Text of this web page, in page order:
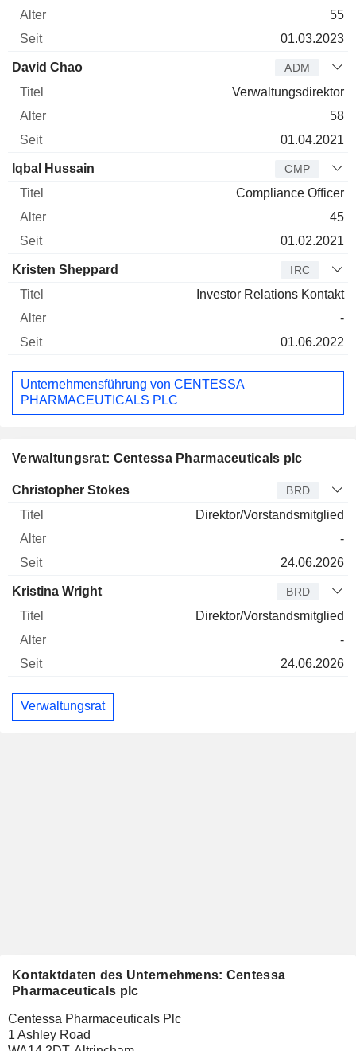
55
01.03.2023
David Chao ADM
Verwaltungsdirektor
58
01.04.2021
Iqbal Hussain CMP
Compliance Officer
45
01.02.2021
Kristen Sheppard IRC
Investor Relations Kontakt
-
01.06.2022
Unternehmensführung von CENTESSA
PHARMACEUTICALS PLC
Verwaltungsrat: Centessa Pharmaceuticals plc
Verwaltungsratsmitglied
Christopher Stokes BRD
Direktor/Vorstandsmitglied
-
24.06.2026
Kristina Wright BRD
Direktor/Vorstandsmitglied
-
24.06.2026
Verwaltungsrat
Kontaktdaten des Unternehmens: Centessa
Pharmaceuticals plc
Centessa Pharmaceuticals Plc
1 Ashley Road